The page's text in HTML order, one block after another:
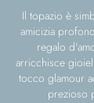
Il topazio è
amicizia
regalo
arricchisce
tocco glamour
prezioso